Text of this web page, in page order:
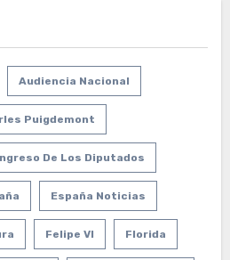
Audiencia Nacional
Puigdemont
De Los Diputados
España Noticias
Felipe VI Florida